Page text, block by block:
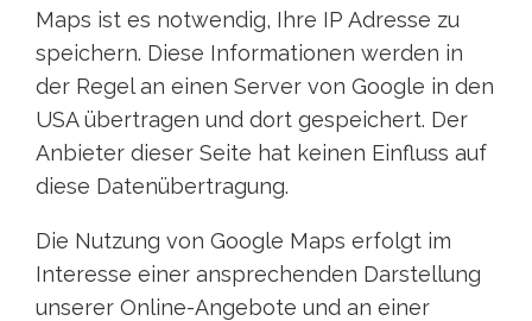
Maps ist es notwendig, Ihre IP Adresse zu
speichern. Diese Informationen werden in
der Regel an einen Server von Google in den
USA übertragen und dort gespeichert. Der
Anbieter dieser Seite hat keinen Einfluss auf
diese Datenübertragung.
Die Nutzung von Google Maps erfolgt im
Interesse einer ansprechenden Darstellung
unserer Online-Angebote und an einer